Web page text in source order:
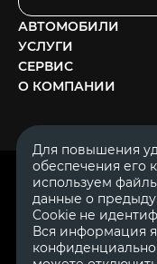
АВТОМОБИЛИ
УСЛУГИ
СЕРВИС
О КОМПАНИИ
© 2007—2026 «Диалог
Обращаем Ваше
носит исключительно
каких условиях не
ОГРН 1111644005153
ИНН 1644062657
Для повышения
обеспечения его
используем
данные о
Cookie не
Вся информация